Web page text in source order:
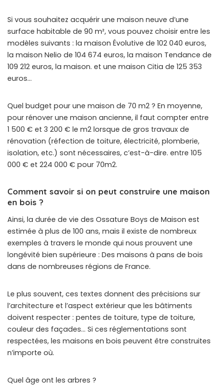
Si vous souhaitez acquérir une maison neuve d’une
surface habitable de 90 m², vous pouvez choisir entre les
modèles suivants : la maison Évolutive de 102 040 euros,
la maison Nelio de 104 674 euros, la maison Tendance de
109 212 euros, la maison. et une maison Citia de 125 353
euros…
Quel budget pour une maison de 70 m2 ? En moyenne,
pour rénover une maison ancienne, il faut compter entre
1 500 € et 3 200 € le m2 lorsque de gros travaux de
rénovation (réfection de toiture, électricité, plomberie,
isolation, etc.) sont nécessaires, c’est-à-dire. entre 105
000 € et 224 000 € pour 70m2.
Comment savoir si on peut construire une maison
en bois ?
Ainsi, la durée de vie des Ossature Boys de Maison est
estimée à plus de 100 ans, mais il existe de nombreux
exemples à travers le monde qui nous prouvent une
longévité bien supérieure : Des maisons à pans de bois
dans de nombreuses régions de France.
Le plus souvent, ces textes donnent des précisions sur
l’architecture et l’aspect extérieur que les bâtiments
doivent respecter : pentes de toiture, type de toiture,
couleur des façades… Si ces réglementations sont
respectées, les maisons en bois peuvent être construites
n’importe où.
Quel âge ont les arbres ?